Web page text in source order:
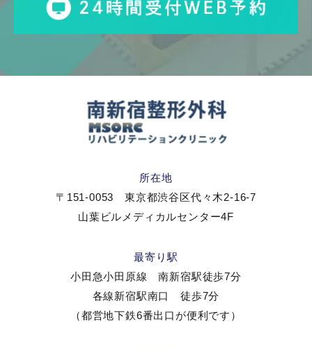
所在地
〒151-0053 東京都渋谷区代々木2-16-7
山葉ビルメディカルセンター4F
最寄り駅
小田急小田原線 南新宿駅徒歩7分
各線新宿駅南口 徒歩7分
（都営地下鉄6番出口が便利です）